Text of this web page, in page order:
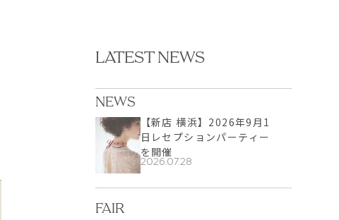
LATEST NEWS
NEWS
【新店 横浜】2026年9月1
日レセプションパーティー
を開催
2026.07.28
FAIR